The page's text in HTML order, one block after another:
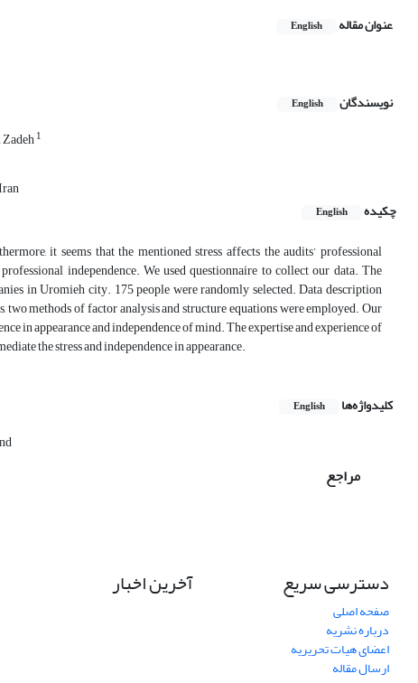
عنوان مقاله English
نویسندگان English
1
چکیده
English
it seems that the mentioned stress affects the audits’ professional
independence. We used questionnaire to collect our data. The
in Uromieh city. 175 people were randomly selected. Data description
two methods of factor analysis and structure equations were employed. Our
in appearance and independence of mind. The expertise and experience of
the stress and independence in appearance.
کلیدواژه‌ها English
مراجع
دسترسی سریع
صفحه اصلی
درباره نشریه
اعضای هیات تحریریه
ارسال مقاله
آخرین اخبار